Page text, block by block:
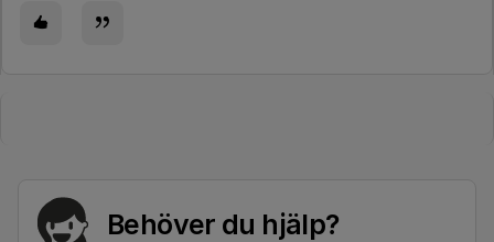
Behöver du hjälp?